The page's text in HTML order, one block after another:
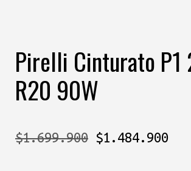
Pirelli Cinturato
R20 90W
$1.699.900 El
$1.484.900El